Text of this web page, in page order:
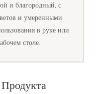
и благородный, с
и умеренными
в руке или
столе.